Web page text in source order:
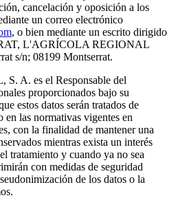
cancelación y oposición a los
un correo electrónico
, o bien mediante un escrito dirigido
L'AGRÍCOLA REGIONAL
s/n; 08199 Montserrat.
A. es el Responsable del
proporcionados bajo su
estos datos serán tratados de
las normativas vigentes en
con la finalidad de mantener una
mientras exista un interés
tratamiento y cuando ya no sea
con medidas de seguridad
de los datos o la